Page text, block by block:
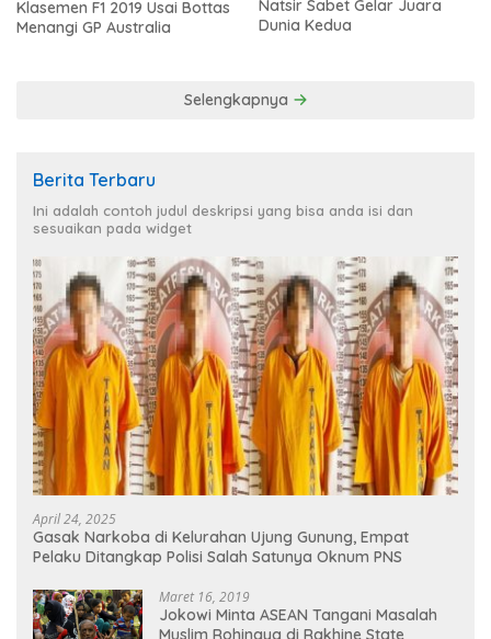
Klasemen F1 2019 Usai Bottas
Menangi GP Australia
Natsir Sabet Gelar Juara
Dunia Kedua
Selengkapnya
Berita Terbaru
Ini adalah contoh judul deskripsi yang bisa anda isi dan
sesuaikan pada widget
April 24, 2025
Gasak Narkoba di Kelurahan Ujung Gunung, Empat
Pelaku Ditangkap Polisi Salah Satunya Oknum PNS
Maret 16, 2019
Jokowi Minta ASEAN Tangani Masalah
Muslim Rohingya di Rakhine State